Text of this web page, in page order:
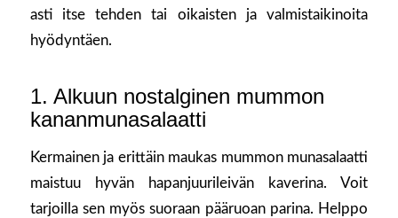
asti itse tehden tai oikaisten ja valmistaikinoita
hyödyntäen.
1. Alkuun nostalginen mummon
kananmunasalaatti
Kermainen ja erittäin maukas mummon munasalaatti
maistuu hyvän hapanjuurileivän kaverina. Voit
tarjoilla sen myös suoraan pääruoan parina. Helppo